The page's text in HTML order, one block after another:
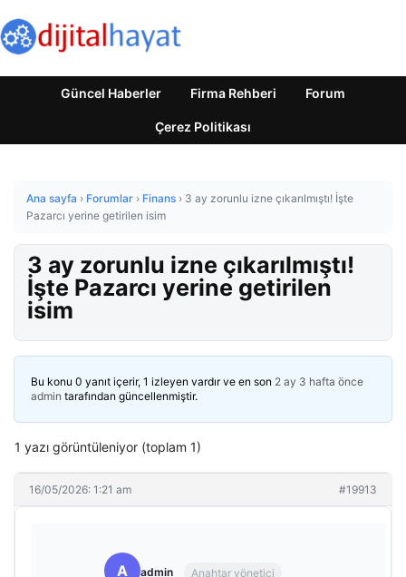
Güncel Haberler Firma Rehberi Forum
Çerez Politikası
Ana sayfa › Forumlar › Finans › 3 ay zorunlu izne çıkarılmıştı! İşte
Pazarcı yerine getirilen isim
3 ay zorunlu izne çıkarılmıştı!
İşte Pazarcı yerine getirilen
isim
Bu konu 0 yanıt içerir, 1 izleyen vardır ve en son 2 ay 3 hafta önce
admin tarafından güncellenmiştir.
1 yazı görüntüleniyor (toplam 1)
16/05/2026: 1:21 am #19913
A admin Anahtar yönetici